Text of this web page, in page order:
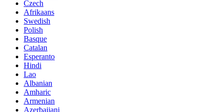
Czech
Afrikaans
Swedish
Polish
Basque
Catalan
Esperanto
Hindi
Lao
Albanian
Amharic
Armenian
Azerbaijani